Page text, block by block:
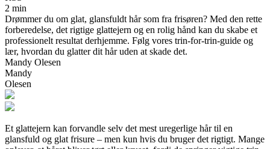
2 min
Drømmer du om glat, glansfuldt hår som fra frisøren? Med den rette
forberedelse, det rigtige glattejern og en rolig hånd kan du skabe et
professionelt resultat derhjemme. Følg vores trin-for-trin-guide og
lær, hvordan du glatter dit hår uden at skade det.
Mandy Olesen
Mandy
Olesen
Et glattejern kan forvandle selv det mest uregerlige hår til en
glansfuld og glat frisure – men kun hvis du bruger det rigtigt. Mange